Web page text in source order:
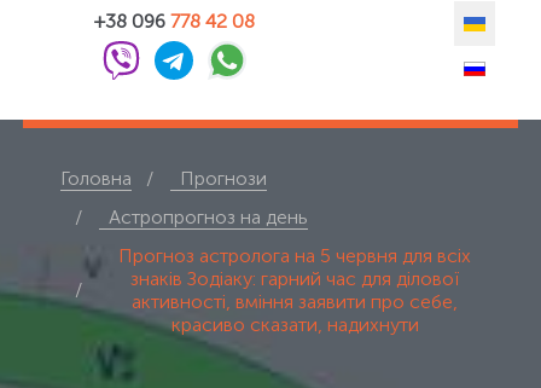
+38 096 778 42 08
Головна
Прогнози
Астропрогноз на день
Прогноз астролога на 5 червня для всіх
знаків Зодіаку: гарний час для ділової
активності, вміння заявити про себе,
красиво сказати, надихнути